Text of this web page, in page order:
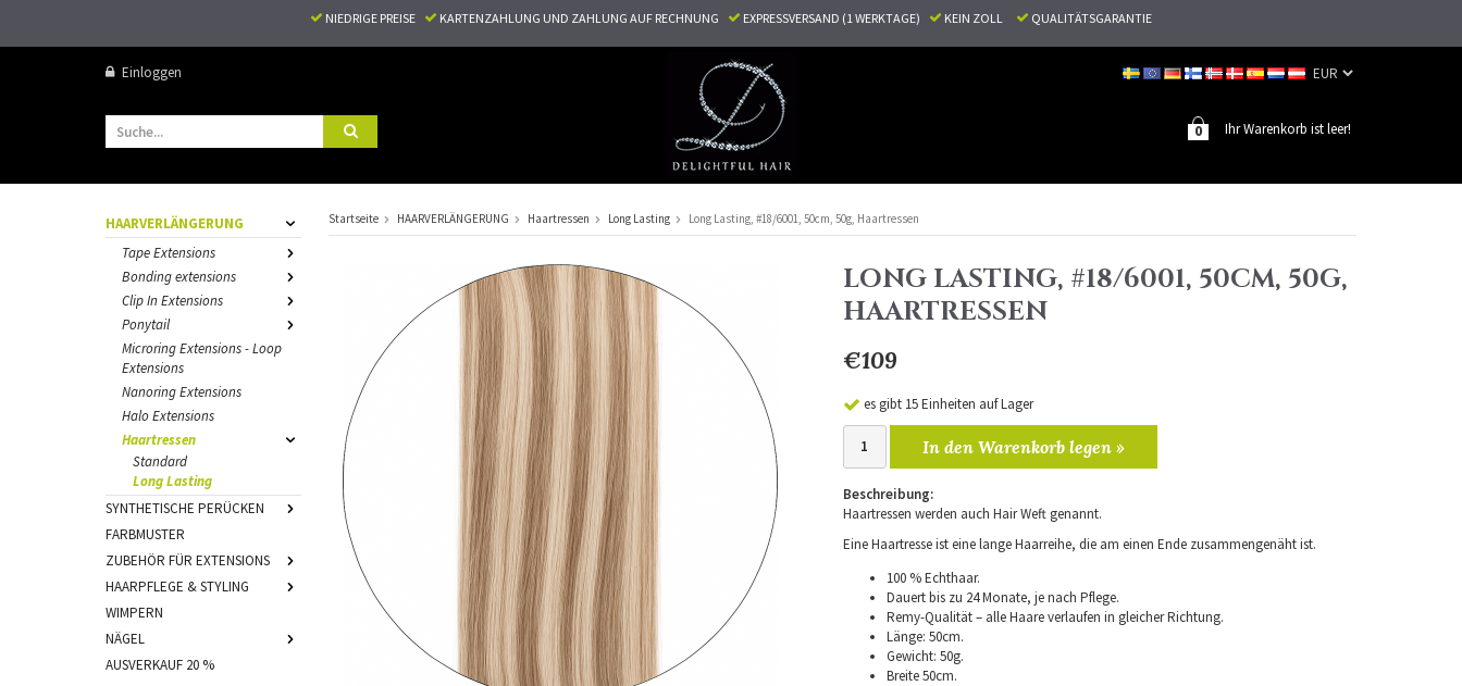
NIEDRIGE PREISE KARTENZAHLUNG UND ZAHLUNG AUF RECHNUNG EXPRESSVERSAND (1 WERKTAGE) KEIN ZOLL QUALITÄTSGARANTIE
Einloggen
Ihr Warenkorb ist leer!
0
HAARVERLÄNGERUNG
Tape Extensions
Bonding extensions
Clip In Extensions
Ponytail
Microring Extensions - Loop
Extensions
Nanoring Extensions
Halo Extensions
Haartressen
Standard
Long Lasting
SYNTHETISCHE PERÜCKEN
FARBMUSTER
ZUBEHÖR FÜR EXTENSIONS
HAARPFLEGE & STYLING
WIMPERN
NÄGEL
AUSVERKAUF 20 %
Startseite HAARVERLÄNGERUNG Haartressen Long Lasting Long Lasting, #18/6001, 50cm, 50g, Haartressen
LONG LASTING, #18/6001, 50CM, 50G,
HAARTRESSEN
€109
es gibt 15 Einheiten auf Lager
In den Warenkorb legen »
Beschreibung:
Haartressen werden auch Hair Weft genannt.
Eine Haartresse ist eine lange Haarreihe, die am einen Ende zusammengenäht ist.
100 % Echthaar.
Dauert bis zu 24 Monate, je nach Pflege.
Remy-Qualität – alle Haare verlaufen in gleicher Richtung.
Länge: 50cm.
Gewicht: 50g.
Breite 50cm.